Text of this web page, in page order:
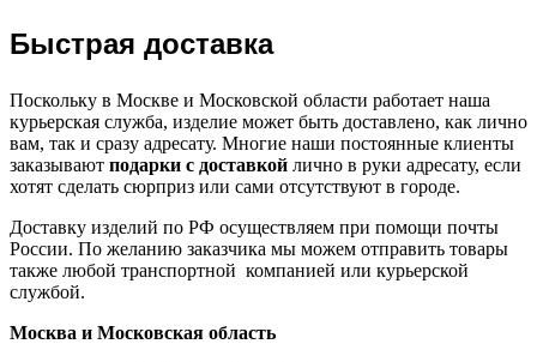
Быстрая доставка
Поскольку в Москве и Московской области работает наша
курьерская служба, изделие может быть доставлено, как лично
вам, так и сразу адресату. Многие наши постоянные клиенты
заказывают подарки с доставкой лично в руки адресату, если
хотят сделать сюрприз или сами отсутствуют в городе.
Доставку изделий по РФ осуществляем при помощи почты
России. По желанию заказчика мы можем отправить товары
также любой транспортной компанией или курьерской
службой.
Москва и Московская область